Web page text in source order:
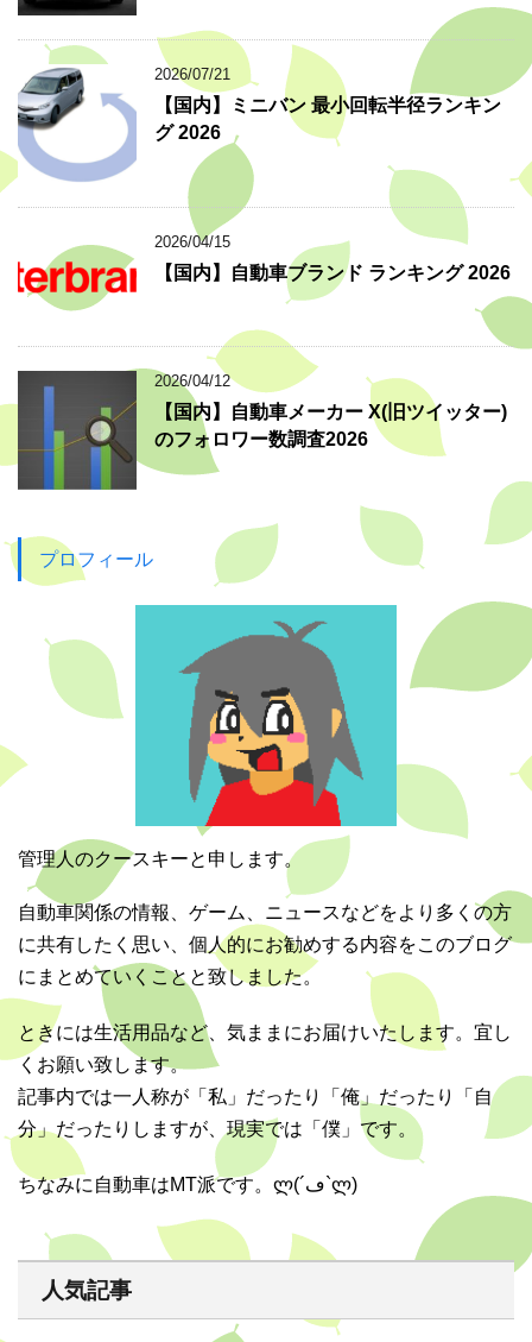
2026/07/21
【国内】ミニバン 最小回転半径ランキン
グ 2026
2026/04/15
【国内】自動車ブランド ランキング 2026
2026/04/12
【国内】自動車メーカー X(旧ツイッター)
のフォロワー数調査2026
プロフィール
管理人のクースキーと申します。
自動車関係の情報、ゲーム、ニュースなどをより多くの方
に共有したく思い、個人的にお勧めする内容をこのブログ
にまとめていくことと致しました。
ときには生活用品など、気ままにお届けいたします。宜し
くお願い致します。
記事内では一人称が「私」だったり「俺」だったり「自
分」だったりしますが、現実では「僕」です。
ちなみに自動車はMT派です。ლ(´ڡ`ლ)
人気記事